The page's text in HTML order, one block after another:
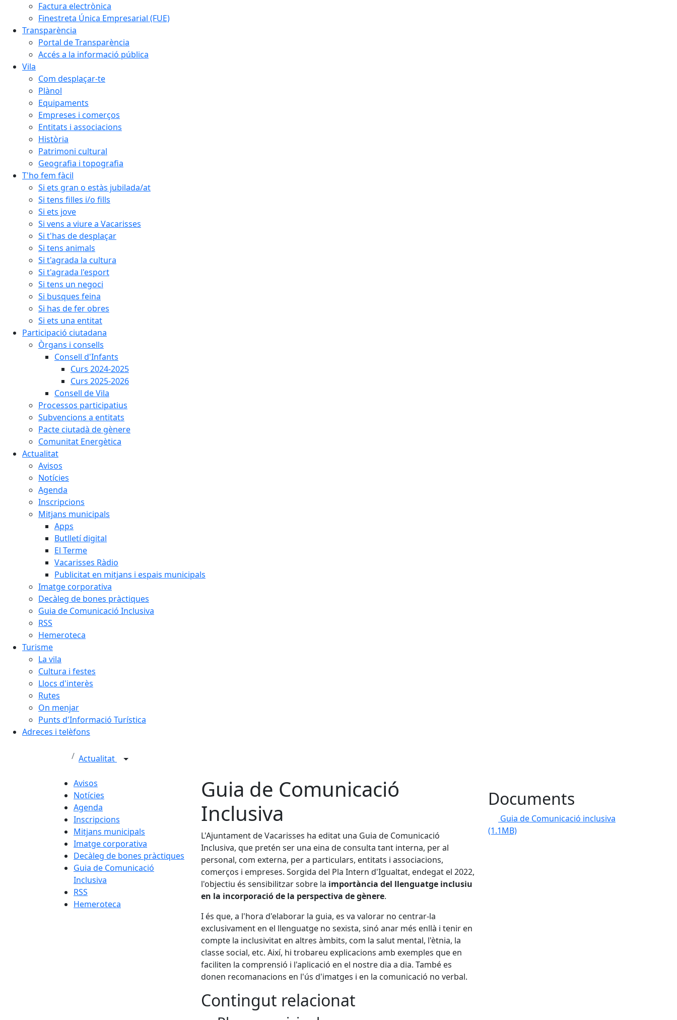
Factura electrònica
Finestreta Única Empresarial (FUE)
Transparència
Portal de Transparència
Accés a la informació pública
Vila
Com desplaçar-te
Plànol
Equipaments
Empreses i comerços
Entitats i associacions
Història
Patrimoni cultural
Geografia i topografia
T'ho fem fàcil
Si ets gran o estàs jubilada/at
Si tens filles i/o fills
Si ets jove
Si vens a viure a Vacarisses
Si t'has de desplaçar
Si tens animals
Si t'agrada la cultura
Si t'agrada l'esport
Si tens un negoci
Si busques feina
Si has de fer obres
Si ets una entitat
Participació ciutadana
Òrgans i consells
Consell d'Infants
Curs 2024-2025
Curs 2025-2026
Consell de Vila
Processos participatius
Subvencions a entitats
Pacte ciutadà de gènere
Comunitat Energètica
Actualitat
Avisos
Notícies
Agenda
Inscripcions
Mitjans municipals
Apps
Butlletí digital
El Terme
Vacarisses Ràdio
Publicitat en mitjans i espais municipals
Imatge corporativa
Decàleg de bones pràctiques
Guia de Comunicació Inclusiva
RSS
Hemeroteca
Turisme
La vila
Cultura i festes
Llocs d'interès
Rutes
On menjar
Punts d'Informació Turística
Adreces i telèfons
Actualitat
Avisos
Notícies
Agenda
Inscripcions
Mitjans municipals
Imatge corporativa
Decàleg de bones pràctiques
Guia de Comunicació
Inclusiva
RSS
Hemeroteca
Guia de Comunicació
Inclusiva
L'Ajuntament de Vacarisses ha editat una Guia de Comunicació
Inclusiva, que pretén ser una eina de consulta tant interna, per al
personal, com externa, per a particulars, entitats i associacions,
comerços i empreses. Sorgida del Pla Intern d'Igualtat, endegat el 2022,
l'objectiu és sensibilitzar sobre la importància del llenguatge inclusiu
en la incorporació de la perspectiva de gènere.
I és que, a l'hora d'elaborar la guia, es va valorar no centrar-la
exclusivament en el llenguatge no sexista, sinó anar més enllà i tenir en
compte la inclusivitat en altres àmbits, com la salut mental, l'ètnia, la
classe social, etc. Així, hi trobareu explicacions amb exemples que en
faciliten la comprensió i l'aplicació en el nostre dia a dia. També es
donen recomanacions en l'ús d'imatges i en la comunicació no verbal.
Contingut relacionat
Documents
Guia de Comunicació inclusiva
(1.1MB)